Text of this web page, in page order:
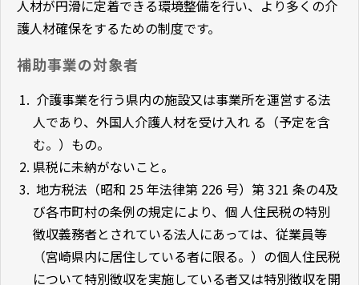
人材が円滑に定着できる環境整備を行い、より多くの介
護人材確保をするための制度です。
補助事業の対象者
介護事業を行う県内の施設又は事業所を運営する法
人であり、外国人介護人材を受け入れ る（予定を含
む。）もの。
県税に未納がないこと。
地方税法（昭和 25 年法律第 226 号）第 321 条の4及
び各市町村の条例の規定により、個 人住民税の特別
徴収義務者とされている法人にあっては、従業員等
（宮崎県内に居住している者に限る。）の個人住民税
について特別徴収を実施している者又は特別徴収を開